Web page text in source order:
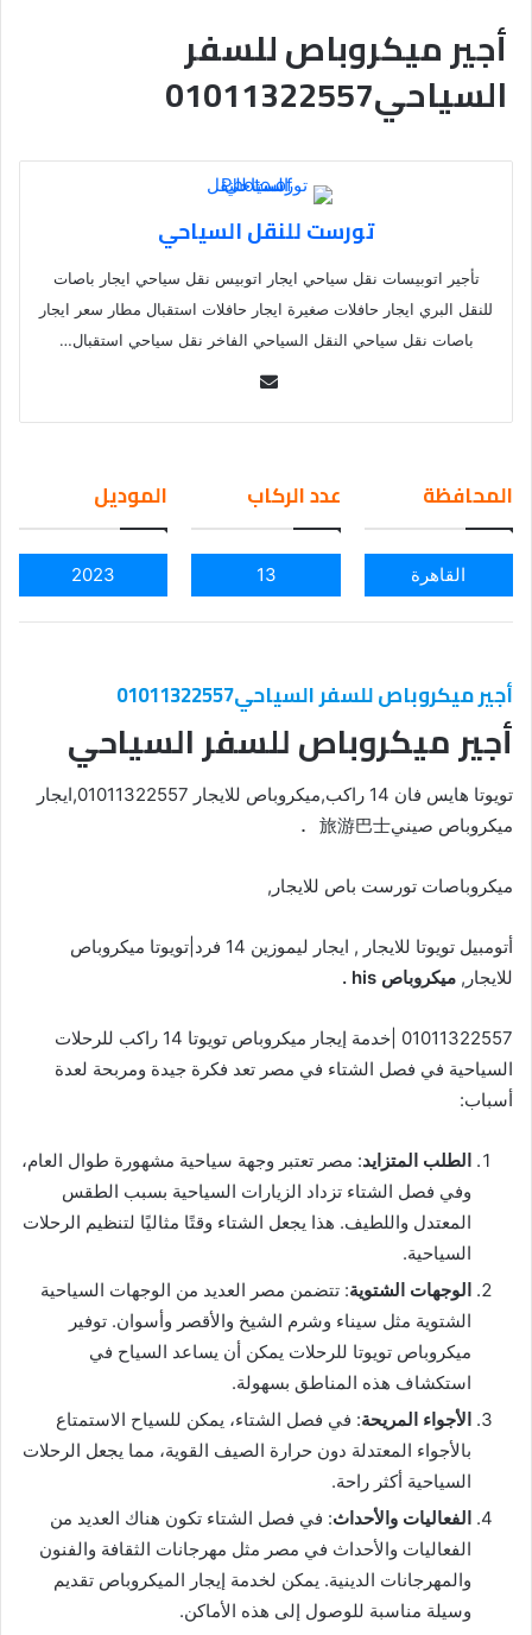
أجير ميكروباص للسفر
السياحي01011322557
تورست للنقل السياحي
تأجير اتوبيسات نقل سياحي ايجار اتوبيس نقل سياحي ايجار باصات
للنقل البري ايجار حافلات صغيرة ايجار حافلات استقبال مطار سعر ايجار
باصات نقل سياحي النقل السياحي الفاخر نقل سياحي استقبال…
ail
المحافظة
القاهرة
عدد الركاب
13
الموديل
2023
أجير ميكروباص للسفر السياحي01011322557
أجير ميكروباص للسفر السياحي
تويوتا هايس فان 14 راكب,ميكروباص للايجار 01011322557,ايجار
ميكروباص صيني旅游巴士 .
ميكروباصات تورست باص للايجار,
أتومبيل تويوتا للايجار , ايجار ليموزين 14 فرد|تويوتا ميكروباص
للايجار, ميكروباص his .
01011322557 |خدمة إيجار ميكروباص تويوتا 14 راكب للرحلات
السياحية في فصل الشتاء في مصر تعد فكرة جيدة ومربحة لعدة
أسباب:
الطلب المتزايد: مصر تعتبر وجهة سياحية مشهورة طوال العام،
وفي فصل الشتاء تزداد الزيارات السياحية بسبب الطقس
المعتدل واللطيف. هذا يجعل الشتاء وقتًا مثاليًا لتنظيم الرحلات
السياحية.
الوجهات الشتوية: تتضمن مصر العديد من الوجهات السياحية
الشتوية مثل سيناء وشرم الشيخ والأقصر وأسوان. توفير
ميكروباص تويوتا للرحلات يمكن أن يساعد السياح في
استكشاف هذه المناطق بسهولة.
الأجواء المريحة: في فصل الشتاء، يمكن للسياح الاستمتاع
بالأجواء المعتدلة دون حرارة الصيف القوية، مما يجعل الرحلات
السياحية أكثر راحة.
الفعاليات والأحداث: في فصل الشتاء تكون هناك العديد من
الفعاليات والأحداث في مصر مثل مهرجانات الثقافة والفنون
والمهرجانات الدينية. يمكن لخدمة إيجار الميكروباص تقديم
وسيلة مناسبة للوصول إلى هذه الأماكن.